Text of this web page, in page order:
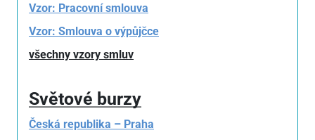
Vzor: Pracovní smlouva
Vzor: Smlouva o výpůjčce
všechny vzory smluv
Světové burzy
Česká republika – Praha